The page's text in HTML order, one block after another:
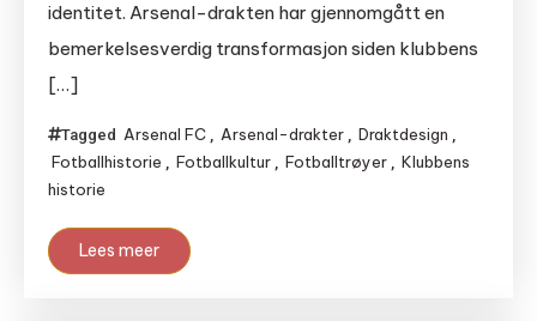
identitet. Arsenal-drakten har gjennomgått en
bemerkelsesverdig transformasjon siden klubbens
[…]
Tagged Arsenal FC , Arsenal-drakter , Draktdesign ,
Fotballhistorie , Fotballkultur , Fotballtrøyer , Klubbens
historie
Lees meer